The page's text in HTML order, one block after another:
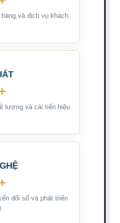
và dịch vụ khách
lượng và cải tiến hiệu
đổi số và phát triển